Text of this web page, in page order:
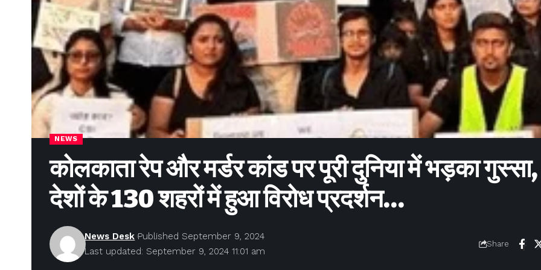
NEWS
कोलकाता रेप और मर्डर कांड पर पूरी दुनिया में भड़का
देशों के 130 शहरों में हुआ विरोध प्रदर्शन…
Last updated: September 9, 2024 11:01 am
News Desk Published September 9, 2024
Share